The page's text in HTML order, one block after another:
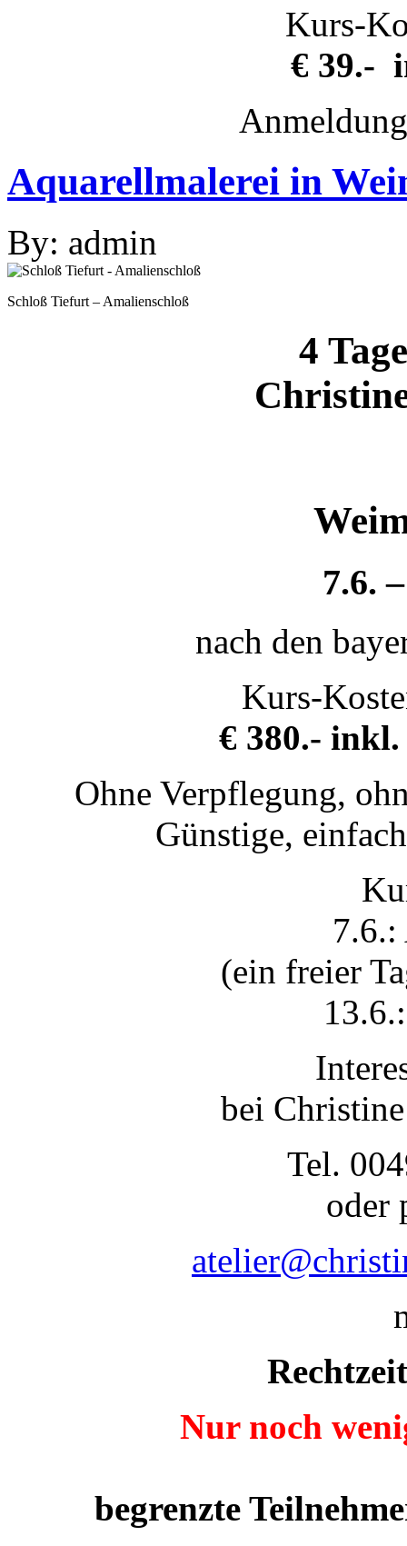
Kurs-
€ 39.-
Aquarellmalerei in
By: admin
Schloß Tiefurt – Amalienschloß
4
7.6.
nach den
Kurs-
€ 380.-
Ohne Verpflegung,
Günstige,
7.6.:
(ein freier
bei
Tel.
oder
Nur noch
begrenzte